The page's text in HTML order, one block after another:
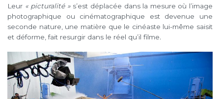
Leur « picturalité »s’est déplacée dans la mesure où l’image
photographique ou cinématographique est devenue une
seconde nature, une matière que le cinéaste lui-même saisit
et déforme, fait resurgir dans le réel qu’il filme.